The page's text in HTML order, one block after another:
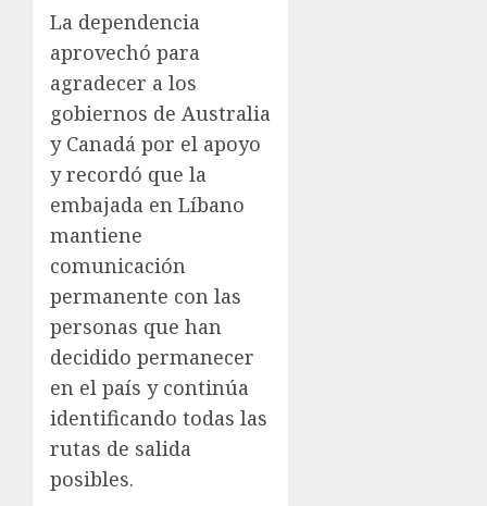
La dependencia
aprovechó para
agradecer a los
gobiernos de Australia
y Canadá por el apoyo
y recordó que la
embajada en Líbano
mantiene
comunicación
permanente con las
personas que han
decidido permanecer
en el país y continúa
identificando todas las
rutas de salida
posibles.